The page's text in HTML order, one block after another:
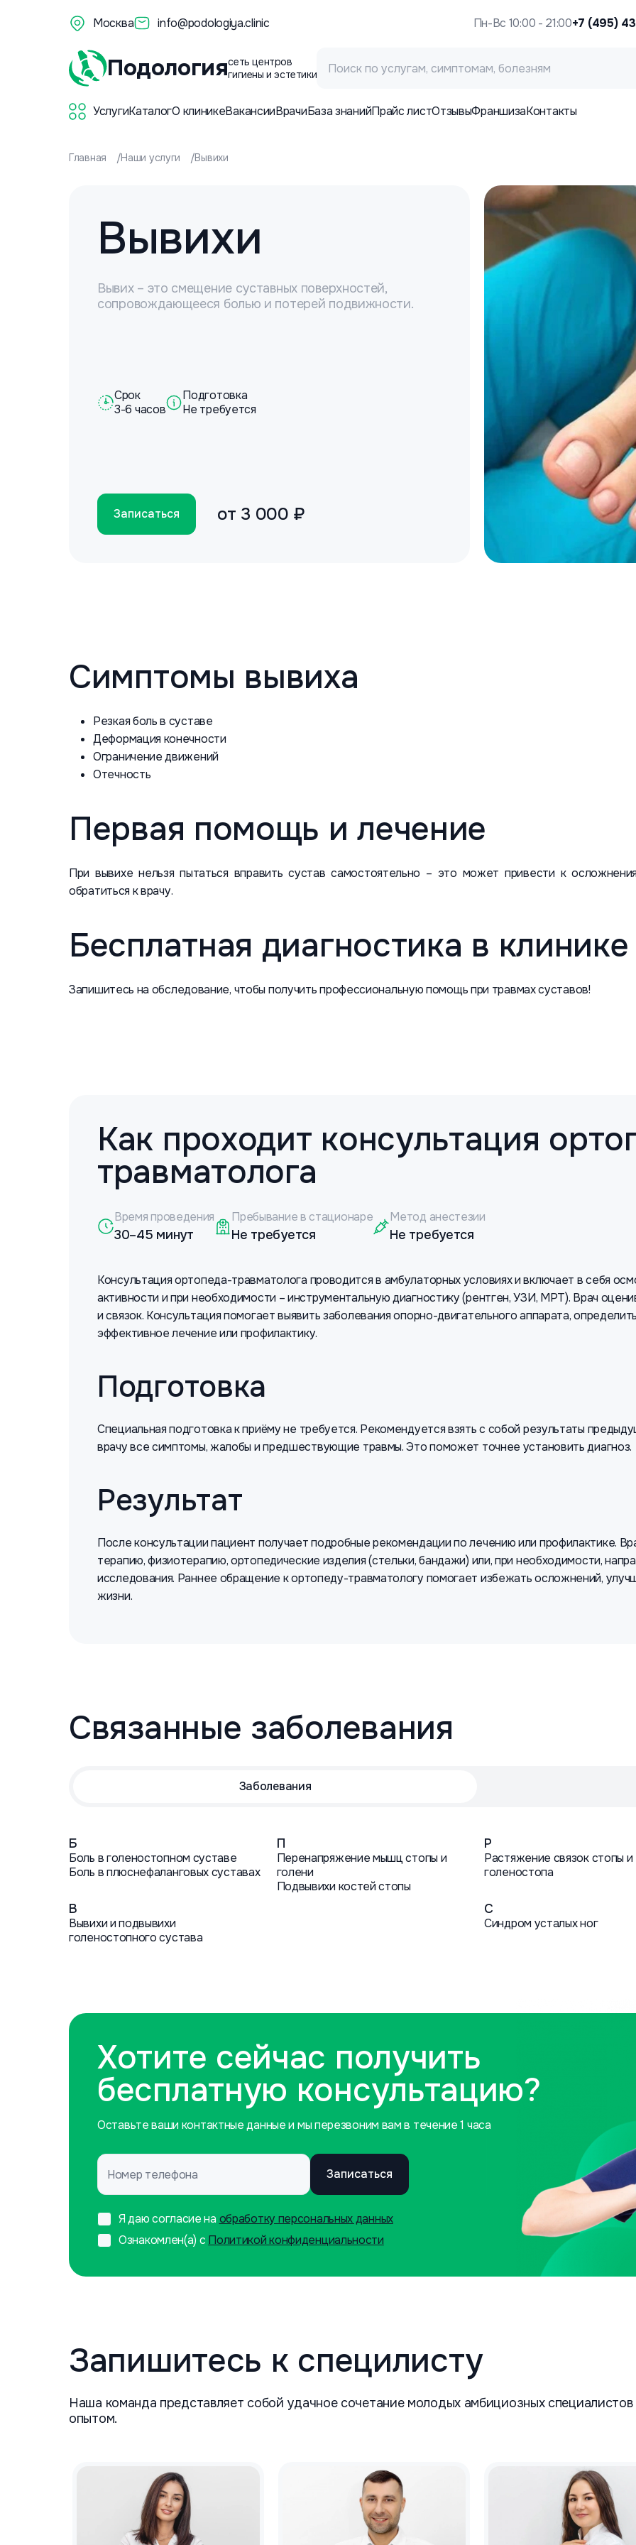
Москва info@podologiya.clinic Пн-Вс 10:00 - 21:00+7 (495)
Подологиясеть центров
гигиены и эстетики
УслугиКаталогО клиникеВакансииВрачиБаза знанийПрайс листОтзывыФраншизаКонтакты
Главная Наши услуги Вывихи
Вывихи
Вывих – это смещение суставных поверхностей,
сопровождающееся болью и потерей подвижности.
Срок
3-6 часов
Подготовка
Не требуется
Записаться от 3 000 ₽
Симптомы вывиха
Резкая боль в суставе
Деформация конечности
Ограничение движений
Отечность
Первая помощь и лечение
При вывихе нельзя пытаться вправить сустав самостоятельно – это может привести к
обратиться к врачу.
Бесплатная диагностика в
Запишитесь на обследование, чтобы получить профессиональную помощь при травмах суставов!
Как проходит консультация
травматолога
Время проведения
30–45 минут
Пребывание в стационаре
Не требуется
Метод анестезии
Не требуется
Консультация ортопеда-травматолога проводится в амбулаторных условиях и включает в себя
активности и при необходимости – инструментальную диагностику (рентген, УЗИ, МРТ). Врач
и связок. Консультация помогает выявить заболевания опорно-двигательного аппарата,
эффективное лечение или профилактику.
Подготовка
Специальная подготовка к приёму не требуется. Рекомендуется взять с собой результаты
врачу все симптомы, жалобы и предшествующие травмы. Это поможет точнее установить диагноз.
Результат
После консультации пациент получает подробные рекомендации по лечению или профилактике.
терапию, физиотерапию, ортопедические изделия (стельки, бандажи) или, при необходимости,
исследования. Раннее обращение к ортопеду-травматологу помогает избежать осложнений,
жизни.
Связанные заболевания
Заболевания
Б
Боль в голеностопном суставе
Боль в плюснефаланговых суставах
В
Вывихи и подвывихи
голеностопного сустава
П
Перенапряжение мышц стопы и
голени
Подвывихи костей стопы
Р
Растяжение связок стопы и
голеностопа
С
Синдром усталых ног
Хотите сейчас получить
бесплатную консультацию?
Оставьте ваши контактные данные и мы перезвоним вам в течение 1 часа
Номер телефона Записаться
Я даю согласие на обработку персональных данных
Ознакомлен(а) с Политикой конфиденциальности
Запишитесь к специлисту
Наша команда представляет собой удачное сочетание молодых амбициозных
опытом.